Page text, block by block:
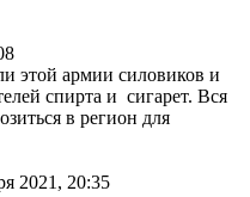
этой армии силовиков и
спирта и сигарет. Вся
в регион для
2021, 20:35